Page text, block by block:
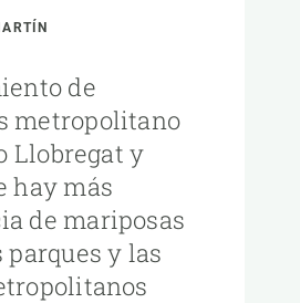
de
metropolitano
Llobregat y
hay más
de mariposas
parques y las